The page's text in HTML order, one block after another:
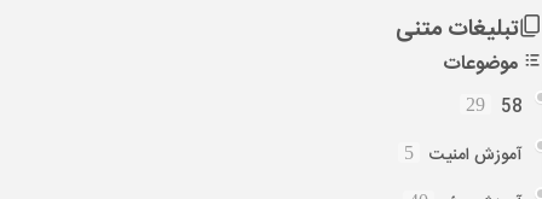
تبلیغات متنی
موضوعات
58
29
آموزش امنیت 5